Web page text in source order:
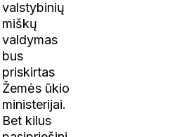
valstybinių
miškų
valdymas
bus
priskirtas
Žemės ūkio
ministerijai.
Bet kilus